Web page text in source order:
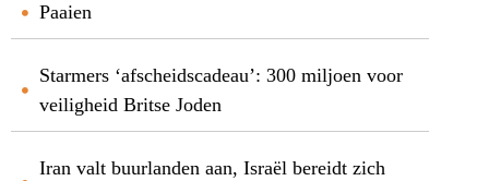
Paaien
Starmers ‘afscheidscadeau’: 300 miljoen voor
veiligheid Britse Joden
Iran valt buurlanden aan, Israël bereidt zich